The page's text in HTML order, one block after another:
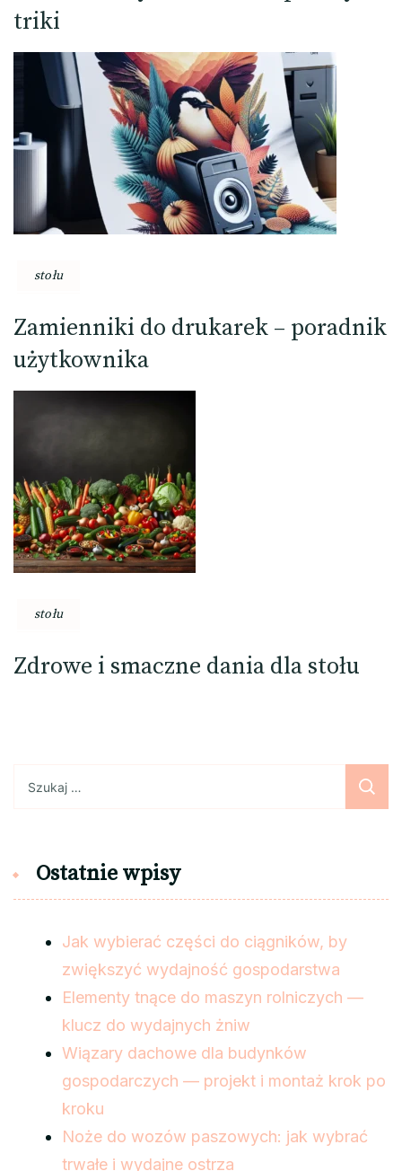
triki
stołu
Zamienniki do drukarek – poradnik
użytkownika
stołu
Zdrowe i smaczne dania dla stołu
Ostatnie wpisy
Jak wybierać części do ciągników, by
zwiększyć wydajność gospodarstwa
Elementy tnące do maszyn rolniczych —
klucz do wydajnych żniw
Wiązary dachowe dla budynków
gospodarczych — projekt i montaż krok po
kroku
Noże do wozów paszowych: jak wybrać
trwałe i wydajne ostrza